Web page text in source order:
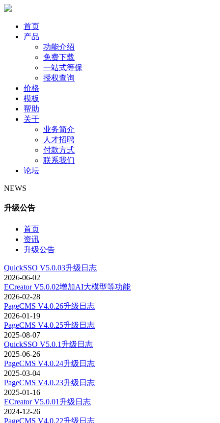
首页
产品
功能介绍
免费下载
一站式等保
授权查询
价格
模板
帮助
关于
业务简介
人才招聘
付款方式
联系我们
论坛
NEWS
升级公告
首页
资讯
升级公告
QuickSSO V5.0.03升级日志
2026-06-02
ECreator V5.0.02增加AI大模型等功能
2026-02-28
PageCMS V4.0.26升级日志
2026-01-19
PageCMS V4.0.25升级日志
2025-08-07
QuickSSO V5.0.1升级日志
2025-06-26
PageCMS V4.0.24升级日志
2025-03-04
PageCMS V4.0.23升级日志
2025-01-16
ECreator V5.0.01升级日志
2024-12-26
PageCMS V4.0.22升级日志